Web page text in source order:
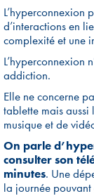
L’hyperconnexion
d’interactions en
complexité et une
L’hyperconnexion
addiction.
Elle ne concerne
tablette mais
musique et de
On parle
consulter son
minutes. Une
la journée pouvant